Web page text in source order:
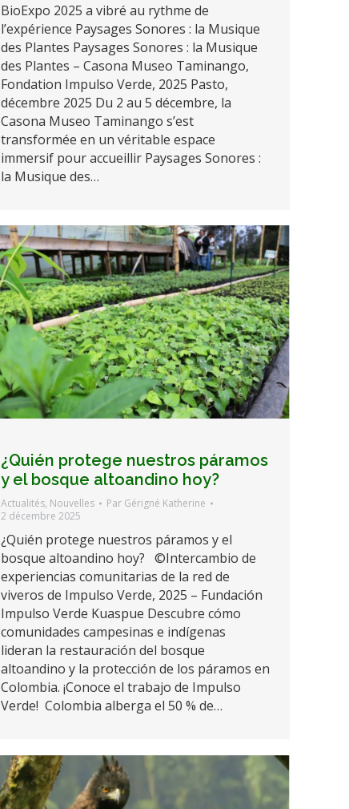
BioExpo 2025 a vibré au rythme de
l’expérience Paysages Sonores : la Musique
des Plantes Paysages Sonores : la Musique
des Plantes – Casona Museo Taminango,
Fondation Impulso Verde, 2025 Pasto,
décembre 2025 Du 2 au 5 décembre, la
Casona Museo Taminango s’est
transformée en un véritable espace
immersif pour accueillir Paysages Sonores :
la Musique des…
¿Quién protege nuestros páramos
y el bosque altoandino hoy?
Actualités, Nouvelles Par Gérigné Katherine
2 décembre 2025
¿Quién protege nuestros páramos y el
bosque altoandino hoy? ©Intercambio de
experiencias comunitarias de la red de
viveros de Impulso Verde, 2025 – Fundación
Impulso Verde Kuaspue Descubre cómo
comunidades campesinas e indígenas
lideran la restauración del bosque
altoandino y la protección de los páramos en
Colombia. ¡Conoce el trabajo de Impulso
Verde! Colombia alberga el 50 % de…